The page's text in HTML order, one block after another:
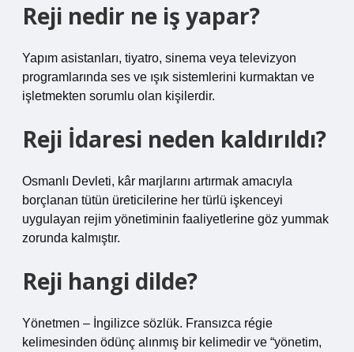
Reji nedir ne iş yapar?
Yapım asistanları, tiyatro, sinema veya televizyon
programlarında ses ve ışık sistemlerini kurmaktan ve
işletmekten sorumlu olan kişilerdir.
Reji İdaresi neden kaldırıldı?
Osmanlı Devleti, kâr marjlarını artırmak amacıyla
borçlanan tütün üreticilerine her türlü işkenceyi
uygulayan rejim yönetiminin faaliyetlerine göz yummak
zorunda kalmıştır.
Reji hangi dilde?
Yönetmen – İngilizce sözlük. Fransızca régie
kelimesinden ödünç alınmış bir kelimedir ve “yönetim,